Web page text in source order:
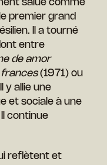
salué comme
premier grand
Il a tourné
entre
de amor
frances(1971) ou
y allie une
et sociale à une
continue
reflètent et